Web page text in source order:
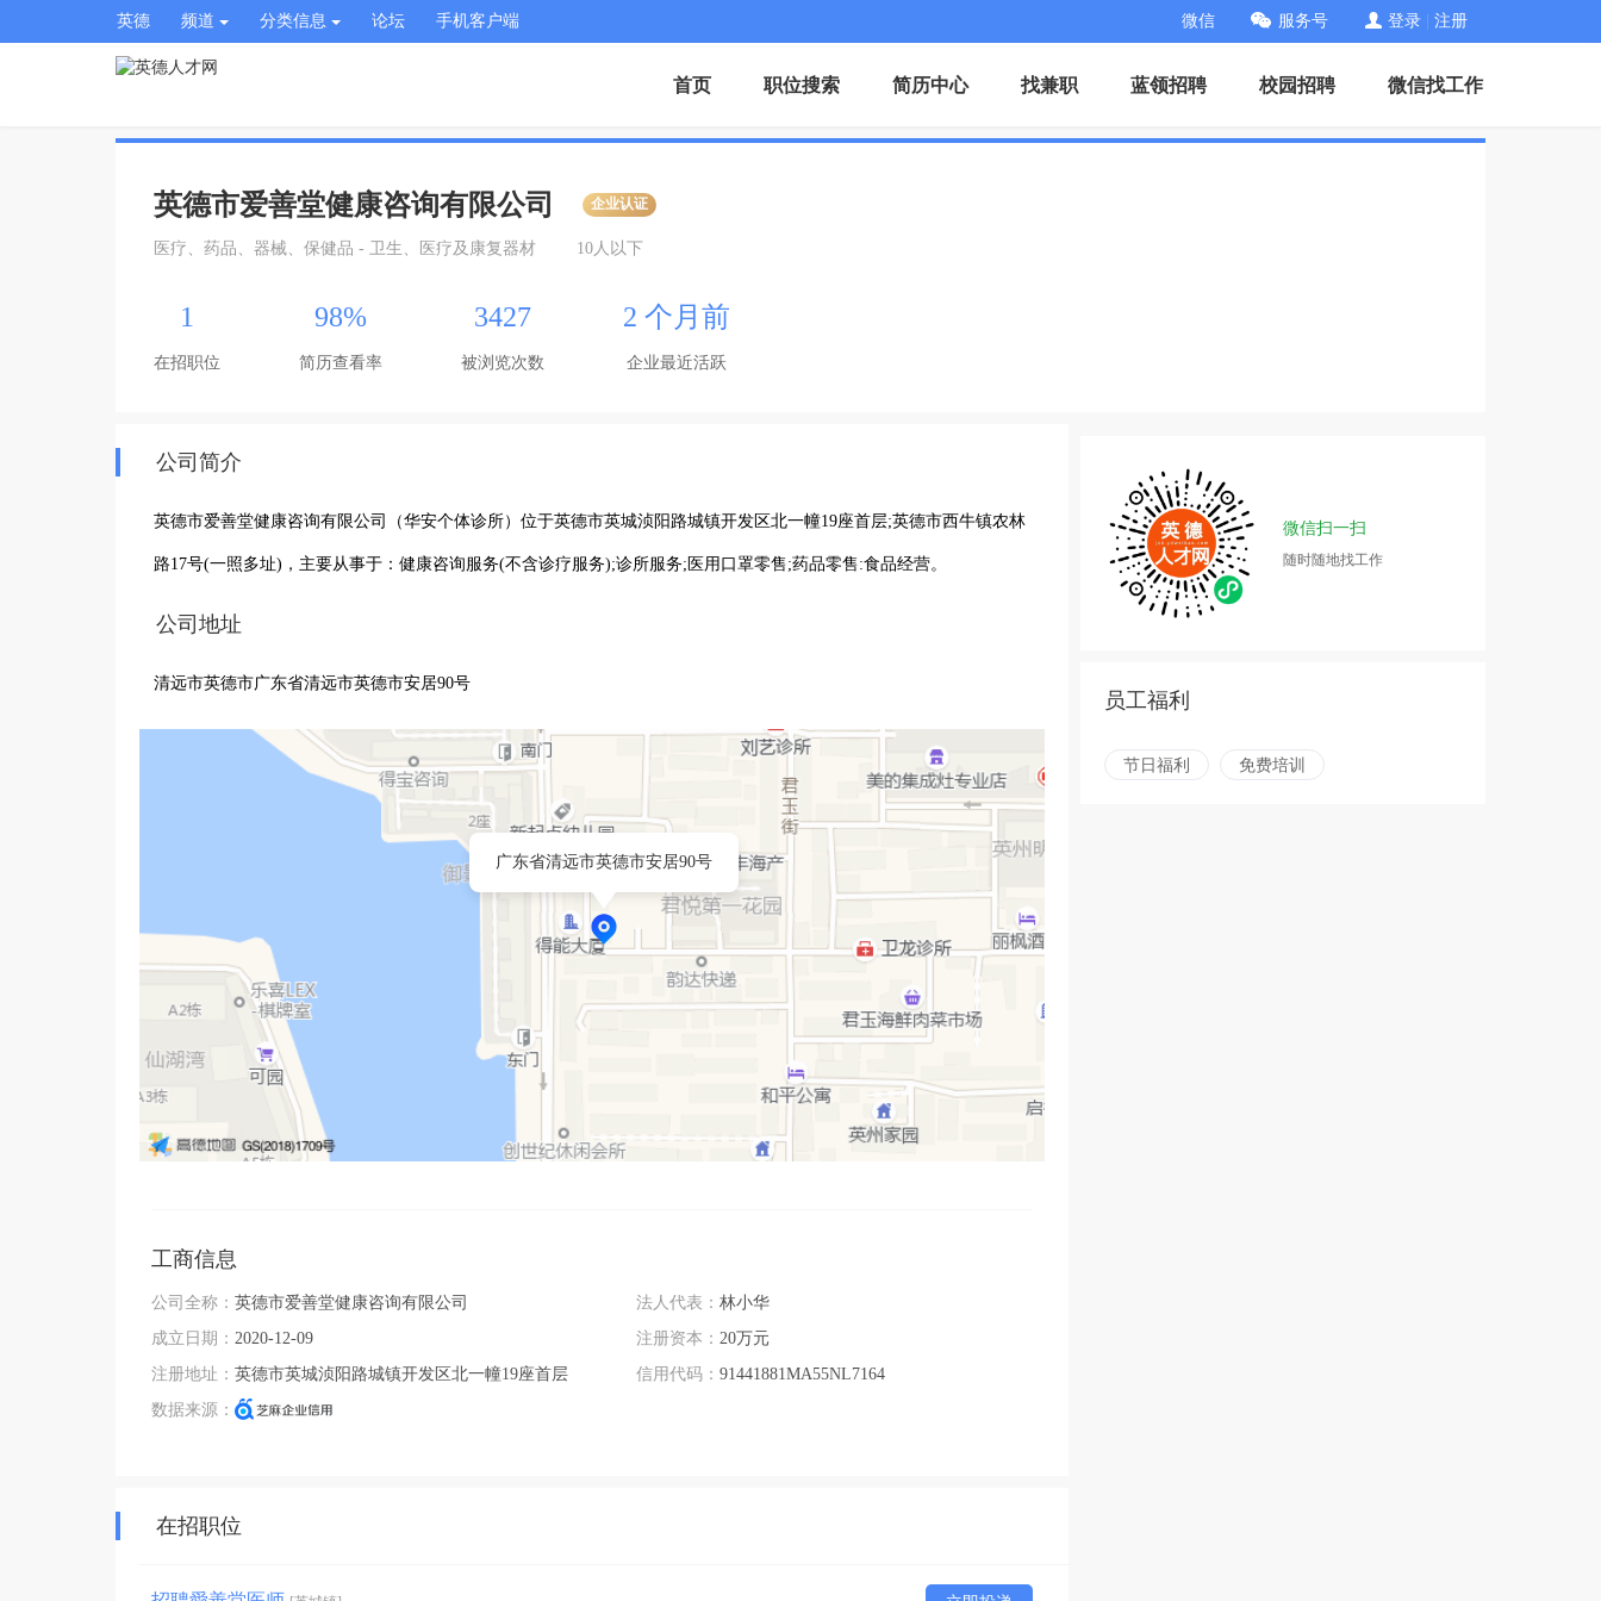
英德 频道 分类信息 论坛 手机客户端 微信 服务号 登录 注册
首页 职位搜索 简历中心 找兼职 蓝领招聘 校园招聘 微信找工作
英德市爱善堂健康咨询有限公司 企业认证
医疗、药品、器械、保健品 - 卫生、医疗及康复器材 10人以下
1
在招职位
98%
简历查看率
3427
被浏览次数
2 个月前
企业最近活跃
公司简介
英德市爱善堂健康咨询有限公司（华安个体诊所）位于英德市英城浈阳路城镇开发区北一幢19座首层;英德市西牛镇农林
路17号(一照多址)，主要从事于：健康咨询服务(不含诊疗服务);诊所服务;医用口罩零售;药品零售:食品经营。
公司地址
清远市英德市广东省清远市英德市安居90号
广东省清远市英德市安居90号
工商信息
公司全称： 英德市爱善堂健康咨询有限公司
成立日期： 2020-12-09
注册地址： 英德市英城浈阳路城镇开发区北一幢19座首层
数据来源：
法人代表： 林小华
注册资本： 20万元
信用代码： 91441881MA55NL7164
在招职位
微信扫一扫
随时随地找工作
员工福利
节日福利 免费培训